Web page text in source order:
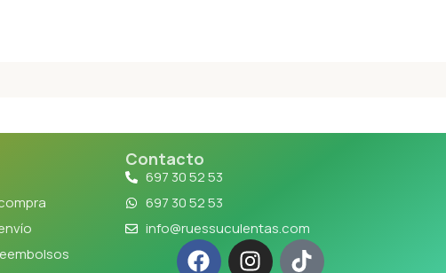
Contacto
697 30 52 53
697 30 52 53
info@ruessuculentas.com